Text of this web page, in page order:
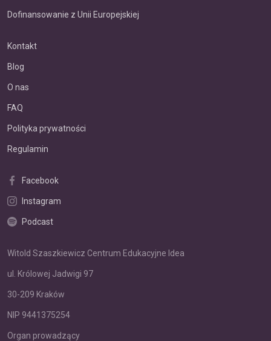
Dofinansowanie z Unii Europejskiej
Kontakt
Blog
O nas
FAQ
Polityka prywatności
Regulamin
Facebook
Instagram
Podcast
Witold Szaszkiewicz Centrum Edukacyjne Idea
ul. Królowej Jadwigi 97
30-209 Kraków
NIP 9441375254
Organ prowadzący